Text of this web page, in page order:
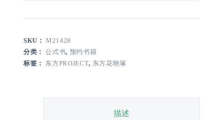
SKU：M21428
分类：公式书, 预约书籍
标签： 东方PROJECT, 东方花映塚
描述